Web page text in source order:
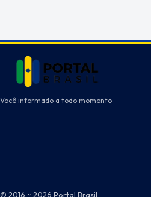
Você informado a todo momento
© 2016 ~ 2026 Portal Brasil